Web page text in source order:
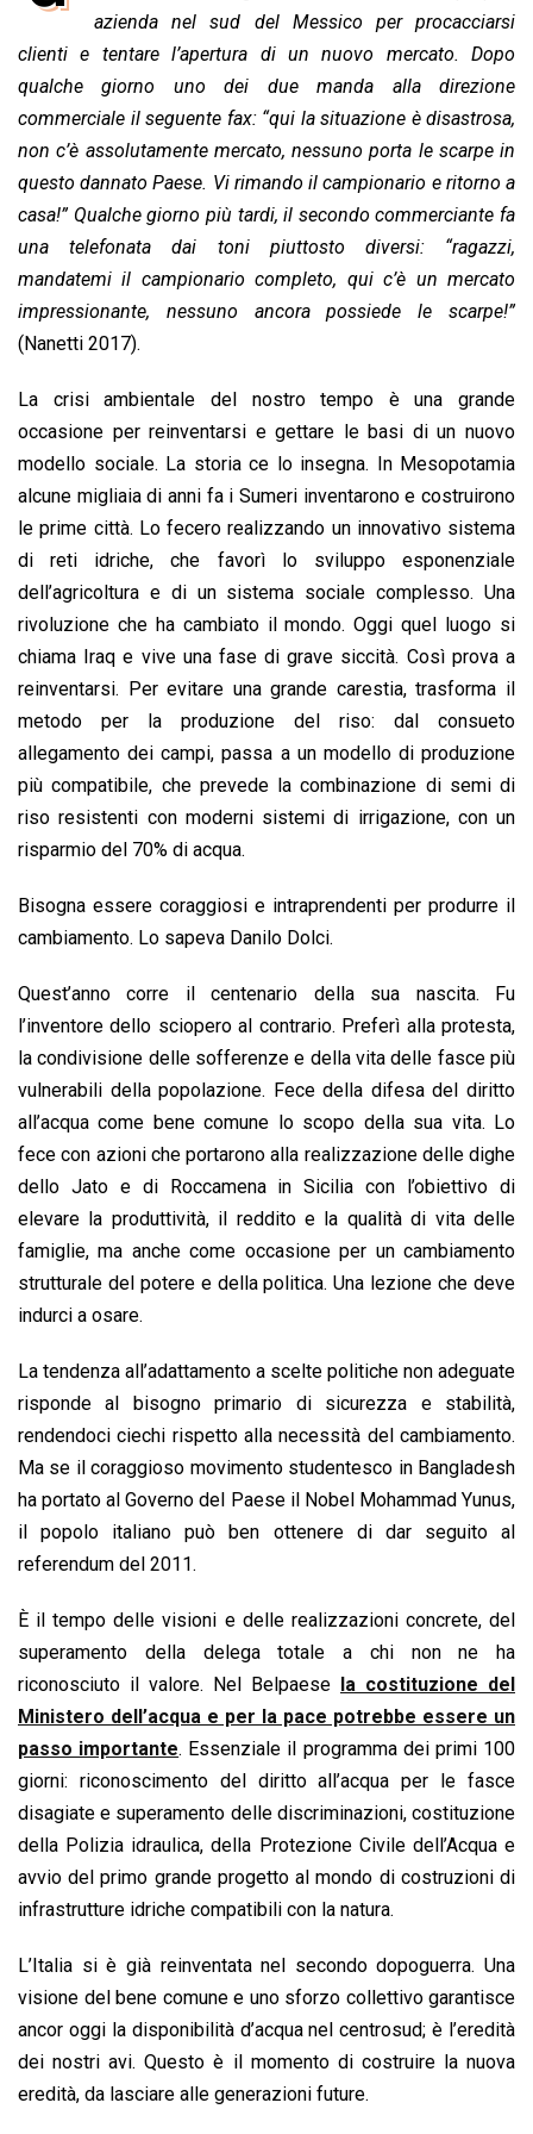
o
o
k
s
A
p
p
e
d
I
n
a
d
s
l
L
i
n
k
t
azienda nel sud del Messico per procacciarsi
clienti e tentare l’apertura di un nuovo mercato. Dopo
qualche giorno uno dei due manda alla direzione
commerciale il seguente fax: “qui la situazione è disastrosa,
non c’è assolutamente mercato, nessuno porta le scarpe in
questo dannato Paese. Vi rimando il campionario e ritorno a
casa!” Qualche giorno più tardi, il secondo commerciante fa
una telefonata dai toni piuttosto diversi: “ragazzi,
mandatemi il campionario completo, qui c’è un mercato
impressionante, nessuno ancora possiede le scarpe!”
(Nanetti 2017).
La crisi ambientale del nostro tempo è una grande
occasione per reinventarsi e gettare le basi di un nuovo
modello sociale. La storia ce lo insegna. In Mesopotamia
alcune migliaia di anni fa i Sumeri inventarono e costruirono
le prime città. Lo fecero realizzando un innovativo sistema
di reti idriche, che favorì lo sviluppo esponenziale
dell’agricoltura e di un sistema sociale complesso. Una
rivoluzione che ha cambiato il mondo. Oggi quel luogo si
chiama Iraq e vive una fase di grave siccità. Così prova a
reinventarsi. Per evitare una grande carestia, trasforma il
metodo per la produzione del riso: dal consueto
allegamento dei campi, passa a un modello di produzione
più compatibile, che prevede la combinazione di semi di
riso resistenti con moderni sistemi di irrigazione, con un
risparmio del 70% di acqua.
Bisogna essere coraggiosi e intraprendenti per produrre il
cambiamento. Lo sapeva Danilo Dolci.
Quest’anno corre il centenario della sua nascita. Fu
l’inventore dello sciopero al contrario. Preferì alla protesta,
la condivisione delle sofferenze e della vita delle fasce più
vulnerabili della popolazione. Fece della difesa del diritto
all’acqua come bene comune lo scopo della sua vita. Lo
fece con azioni che portarono alla realizzazione delle dighe
dello Jato e di Roccamena in Sicilia con l’obiettivo di
elevare la produttività, il reddito e la qualità di vita delle
famiglie, ma anche come occasione per un cambiamento
strutturale del potere e della politica. Una lezione che deve
indurci a osare.
La tendenza all’adattamento a scelte politiche non adeguate
risponde al bisogno primario di sicurezza e stabilità,
rendendoci ciechi rispetto alla necessità del cambiamento.
Ma se il coraggioso movimento studentesco in Bangladesh
ha portato al Governo del Paese il Nobel Mohammad Yunus,
il popolo italiano può ben ottenere di dar seguito al
referendum del 2011.
È il tempo delle visioni e delle realizzazioni concrete, del
superamento della delega totale a chi non ne ha
riconosciuto il valore. Nel Belpaese la costituzione del
Ministero dell’acqua e per la pace potrebbe essere un
passo importante. Essenziale il programma dei primi 100
giorni: riconoscimento del diritto all’acqua per le fasce
disagiate e superamento delle discriminazioni, costituzione
della Polizia idraulica, della Protezione Civile dell’Acqua e
avvio del primo grande progetto al mondo di costruzioni di
infrastrutture idriche compatibili con la natura.
L’Italia si è già reinventata nel secondo dopoguerra. Una
visione del bene comune e uno sforzo collettivo garantisce
ancor oggi la disponibilità d’acqua nel centrosud; è l’eredità
dei nostri avi. Questo è il momento di costruire la nuova
eredità, da lasciare alle generazioni future.